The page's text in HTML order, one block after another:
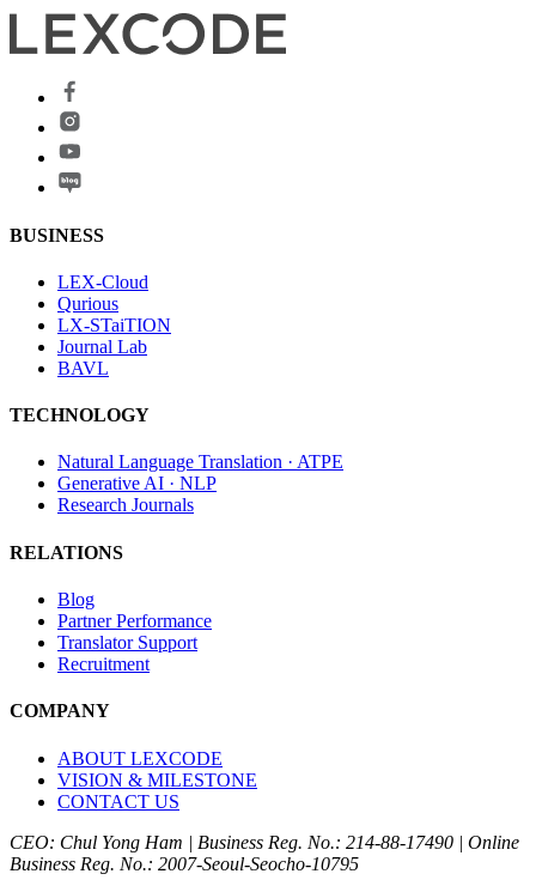
BUSINESS
LEX-Cloud
Qurious
LX-STaiTION
Journal Lab
BAVL
TECHNOLOGY
Natural Language Translation · ATPE
Generative AI · NLP
Research Journals
RELATIONS
Blog
Partner Performance
Translator Support
Recruitment
COMPANY
ABOUT LEXCODE
VISION & MILESTONE
CONTACT US
CEO: Chul Yong Ham | Business Reg. No.: 214-88-17490 | Online
Business Reg. No.: 2007-Seoul-Seocho-10795